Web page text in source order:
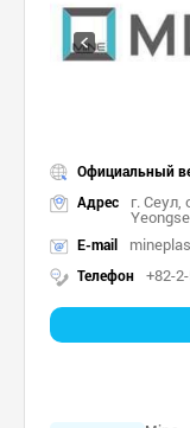
Официальный
Адрес г. Сеул,
E-mail
Телефон +82-